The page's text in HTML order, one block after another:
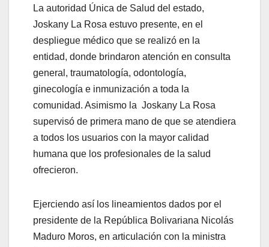
La autoridad Única de Salud del estado,
Joskany La Rosa estuvo presente, en el
despliegue médico que se realizó en la
entidad, donde brindaron atención en consulta
general, traumatología, odontología,
ginecología e inmunización a toda la
comunidad. Asimismo la Joskany La Rosa
supervisó de primera mano de que se atendiera
a todos los usuarios con la mayor calidad
humana que los profesionales de la salud
ofrecieron.
Ejerciendo así los lineamientos dados por el
presidente de la República Bolivariana Nicolás
Maduro Moros, en articulación con la ministra